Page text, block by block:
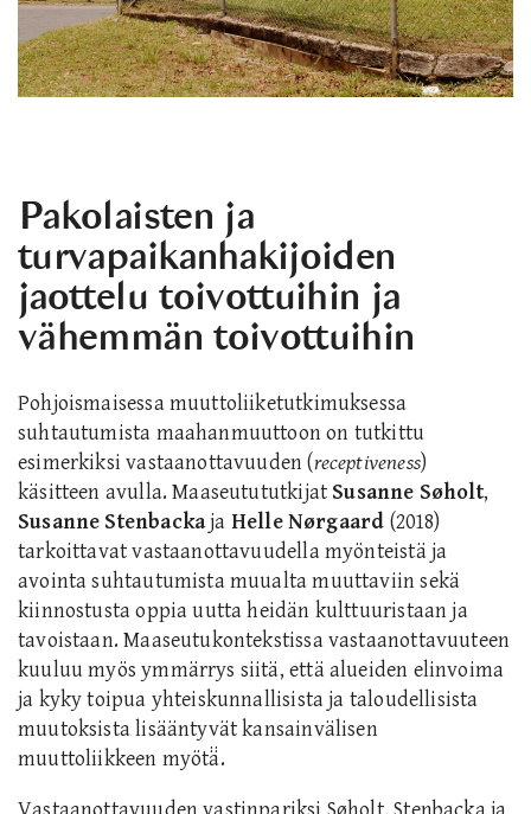
Pakolaisten ja
turvapaikanhakijoiden
jaottelu toivottuihin ja
vähemmän toivottuihin
Pohjoismaisessa muuttoliiketutkimuksessa
suhtautumista maahanmuuttoon on tutkittu
esimerkiksi vastaanottavuuden (receptiveness)
käsitteen avulla. Maaseutututkijat Susanne Søholt,
Susanne Stenbackaja Helle Nørgaard (2018)
tarkoittavat vastaanottavuudella myönteistä ja
avointa suhtautumista muualta muuttaviin sekä
kiinnostusta oppia uutta heidän kulttuuristaan ja
tavoistaan. Maaseutukontekstissa vastaanottavuuteen
kuuluu myös ymmärrys siitä, että alueiden elinvoima
ja kyky toipua yhteiskunnallisista ja taloudellisista
muutoksista lisääntyvät kansainvälisen
muuttoliikkeen myötä̈.